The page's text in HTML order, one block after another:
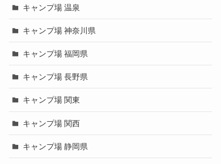
キャンプ場 温泉
キャンプ場 神奈川県
キャンプ場 福岡県
キャンプ場 長野県
キャンプ場 関東
キャンプ場 関西
キャンプ場 静岡県